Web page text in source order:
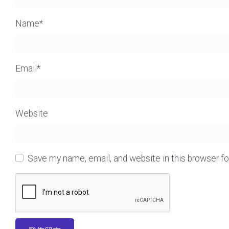
Name*
Email *
Website
Save my name, email, and website in this browser